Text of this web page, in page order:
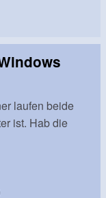
laufen beide
ist. Hab die